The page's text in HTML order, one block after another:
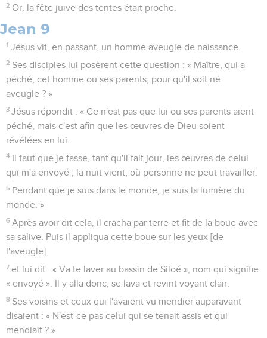
2 Or, la fête juive des tentes était proche.
Jean 9
1 Jésus vit, en passant, un homme aveugle de naissance.
2 Ses disciples lui posèrent cette question : « Maître, qui a
péché, cet homme ou ses parents, pour qu'il soit né
aveugle ? »
3 Jésus répondit : « Ce n'est pas que lui ou ses parents aient
péché, mais c'est afin que les œuvres de Dieu soient
révélées en lui.
4
Il faut que je fasse, tant qu'il fait jour, les œuvres de celui
qui m'a envoyé ; la nuit vient, où personne ne peut travailler.
5 Pendant que je suis dans le monde, je suis la lumière du
monde. »
6 Après avoir dit cela, il cracha par terre et fit de la boue avec
sa salive. Puis il appliqua cette boue sur les yeux [de
l'aveugle]
7 et lui dit : « Va te laver au bassin de Siloé », nom qui signifie
« envoyé ». Il y alla donc, se lava et revint voyant clair.
8 Ses voisins et ceux qui l'avaient vu mendier auparavant
disaient : « N'est-ce pas celui qui se tenait assis et qui
mendiait ? »